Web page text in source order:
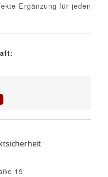
Ergänzung für jeden
19